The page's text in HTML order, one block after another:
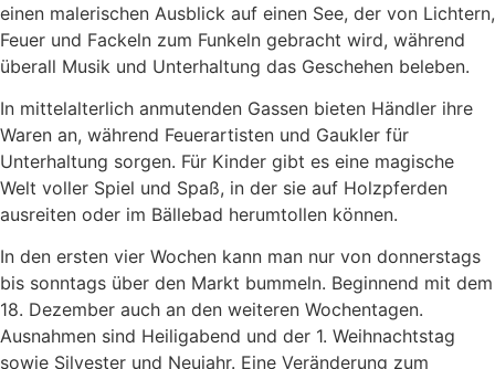
einen malerischen Ausblick auf einen See, der von Lichtern,
Feuer und Fackeln zum Funkeln gebracht wird, während
überall Musik und Unterhaltung das Geschehen beleben.
In mittelalterlich anmutenden Gassen bieten Händler ihre
Waren an, während Feuerartisten und Gaukler für
Unterhaltung sorgen. Für Kinder gibt es eine magische
Welt voller Spiel und Spaß, in der sie auf Holzpferden
ausreiten oder im Bällebad herumtollen können.
In den ersten vier Wochen kann man nur von donnerstags
bis sonntags über den Markt bummeln. Beginnend mit dem
18. Dezember auch an den weiteren Wochentagen.
Ausnahmen sind Heiligabend und der 1. Weihnachtstag
sowie Silvester und Neujahr. Eine Veränderung zum